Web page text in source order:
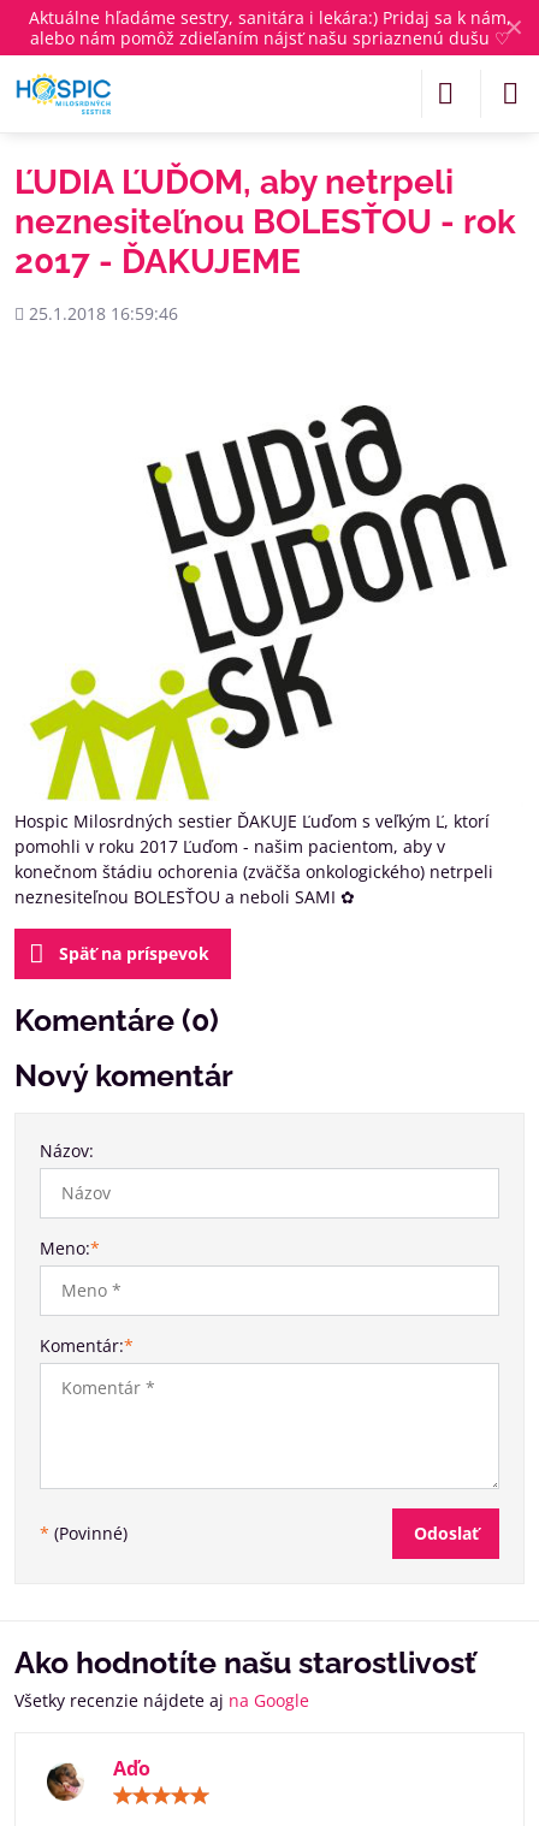
✕
Aktuálne hľadáme sestry, sanitára i lekára:) Pridaj sa k nám,
alebo nám pomôž zdieľaním nájsť našu spriaznenú dušu ♡
ĽUDIA ĽUĎOM, aby netrpeli
neznesiteľnou BOLESŤOU - rok
2017 - ĎAKUJEME
Pridané
25.1.2018 16:59:46
Hospic Milosrdných sestier ĎAKUJE Ľuďom s veľkým Ľ, ktorí
pomohli v roku 2017 Ľuďom - našim pacientom, aby v
konečnom štádiu ochorenia (zväčša onkologického) netrpeli
neznesiteľnou BOLESŤOU a neboli SAMI ✿
Späť na príspevok
Komentáre (0)
Nový komentár
Názov:
Meno:*
Komentár:*
* (Povinné) Odoslať
Ako hodnotíte našu starostlivosť
Všetky recenzie nájdete aj na Google
Aďo